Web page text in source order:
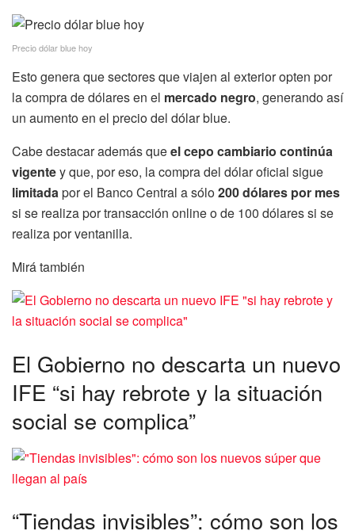
Precio dólar blue hoy
Esto genera que sectores que viajen al exterior opten por
la compra de dólares en el mercado negro, generando así
un aumento en el precio del dólar blue.
Cabe destacar además queel cepo cambiario continúa
vigentey que, por eso, la compra del dólar oficial sigue
limitadapor el Banco Central a sólo200 dólares por mes
si se realiza por transacción online o de 100 dólares si se
realiza por ventanilla.
Mirá también
El Gobierno no descarta un nuevo
IFE “si hay rebrote y la situación
social se complica”
“Tiendas invisibles”: cómo son los